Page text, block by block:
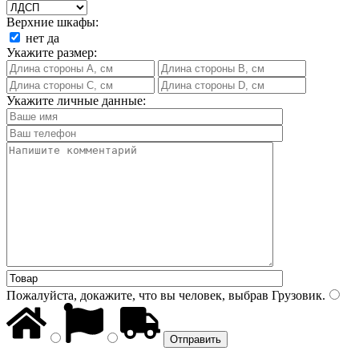
Верхние шкафы:
нет да
Укажите размер:
Укажите личные данные:
Пожалуйста, докажите, что вы человек, выбрав Грузовик.